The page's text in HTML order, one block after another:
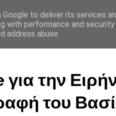
την
του
to deliver its services
with performance and
address abuse.